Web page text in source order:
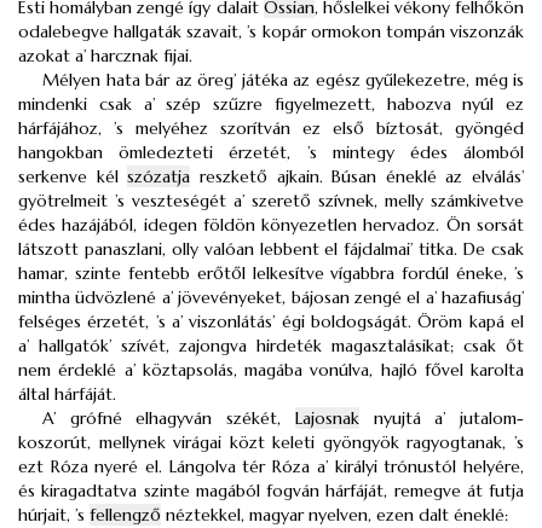
Esti homályban zengé így dalait Ossian, hőslelkei vékony felhőkön
odalebegve hallgaták szavait, ’s kopár ormokon tompán viszonzák
azokat a’ harcznak fijai.
Mélyen hata bár az öreg’ játéka az egész gyűlekezetre, még is
mindenki csak a’ szép szűzre figyelmezett, habozva nyúl ez
hárfájához, ’s melyéhez szorítván ez első bíztosát, gyöngéd
hangokban ömledezteti érzetét, ’s mintegy édes álomból
serkenve kélszózatja reszkető ajkain. Búsan éneklé az elválás’
gyötrelmeit ’s veszteségét a’ szerető szívnek, melly számkivetve
édes hazájából, idegen földön könyezetlen hervadoz. Ön sorsát
látszott panaszlani, olly valóan lebbent el fájdalmai’ titka. De csak
hamar, szinte fentebb erőtől lelkesítve vígabbra fordúl éneke, ’s
mintha üdvözlené a’ jövevényeket, bájosan zengé el a’ hazafiuság’
felséges érzetét, ’s a’ viszonlátás’ égi boldogságát. Öröm kapá el
a’ hallgatók’ szívét, zajongva hirdeték magasztalásikat; csak őt
nem érdeklé a’ köztapsolás, magába vonúlva, hajló fővel karolta
által hárfáját.
A’ grófné elhagyván székét, Lajosnaknyujtá a’ jutalom-
koszorút, mellynek virágai közt keleti gyöngyök ragyogtanak, ’s
ezt Róza nyeré el. Lángolva tér Róza a’ királyi trónustól helyére,
és kiragadtatva szinte magából fogván hárfáját, remegve át futja
húrjait, ’s fellengző néztekkel, magyar nyelven, ezen dalt éneklé: